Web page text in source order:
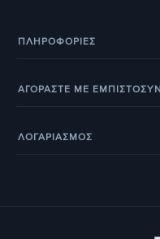
ΠΛΗΡΟΦΟΡΊΕΣ
ΑΓΟΡΑΣΤΕ ΜΕ
ΛΟΓΑΡΙΑΣΜΟΣ